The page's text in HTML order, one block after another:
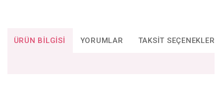
ÜRÜN BILGISI YORUMLAR TAKSIT SEÇENEKLERI